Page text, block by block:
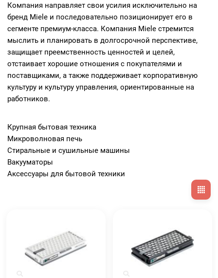
Компания направляет свои усилия исключительно на
бренд Miele и последовательно позиционирует его в
сегменте премиум-класса. Компания Miele стремится
мыслить и планировать в долгосрочной перспективе,
защищает преемственность ценностей и целей,
отстаивает хорошие отношения с покупателями и
поставщиками, а также поддерживает корпоративную
культуру и культуру управления, ориентированные на
работников.
Крупная бытовая техника
Микроволновая печь
Стиральные и сушильные машины
Вакууматоры
Аксессуары для бытовой техники